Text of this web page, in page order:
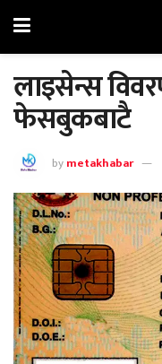
लाइसेन्स
फेसबुकबाटै
bymetakhabar